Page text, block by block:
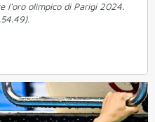
l'oro olimpico di Parigi 2024.